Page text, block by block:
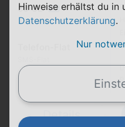
50 GB 5G
100 Mbit/s max.
Details
Hinweise erhältst du in
Datenschutzerklärung.
Nur